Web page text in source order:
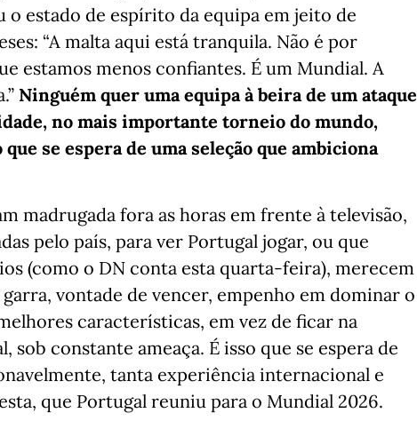
o estado de espírito da equipa em jeito de
“A malta aqui está tranquila. Não é por
estamos menos confiantes. É um Mundial. A
Ninguém quer uma equipa à beira de um ataque
no mais importante torneio do mundo,
se espera de uma seleção que ambiciona
madrugada fora as horas em frente à televisão,
pelo país, para ver Portugal jogar, ou que
(como o DN conta esta quarta-feira), merecem
vontade de vencer, empenho em dominar o
características, em vez de ficar na
constante ameaça. É isso que se espera de
tanta experiência internacional e
que Portugal reuniu para o Mundial 2026.